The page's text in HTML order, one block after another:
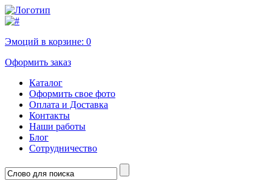
Эмоций в корзине: 0
Оформить заказ
Каталог
Оформить свое фото
Оплата и Доставка
Контакты
Наши работы
Блог
Сотрудничество